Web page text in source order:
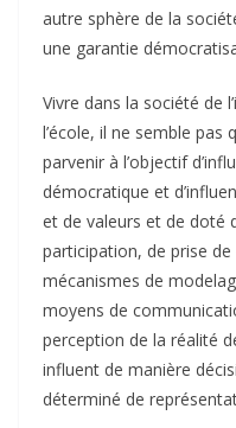
autre sphère de la
une garantie
Vivre dans la société de
l’école, il ne semble
parvenir à l’objectif
démocratique et
et de valeurs et de doté
participation, de prise de
mécanismes de
moyens de
perception de la réalité
influent de manière
déterminé de